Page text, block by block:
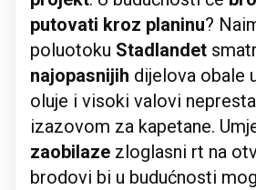
putovati kroz planinu?
poluotoku Stadlandet
najopasnijih dijelova obale
oluje i visoki valovi
izazovom za kapetane.
zaobilaze zloglasni rt na
brodovi bi u budućnosti